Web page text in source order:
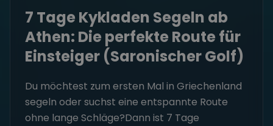
7 Tage Kykladen Segeln ab
Athen: Die perfekte Route für
Einsteiger (Saronischer Golf)
Du möchtest zum ersten Mal in Griechenland
segeln oder suchst eine entspannte Route
ohne lange Schläge?Dann ist 7 Tage